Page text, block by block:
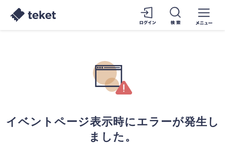
イベントページ表示時にエラーが発生し
ました。